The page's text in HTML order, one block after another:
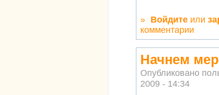
» Войдите или
комментарии
Начнем
Опубликовано
2009 - 14:34